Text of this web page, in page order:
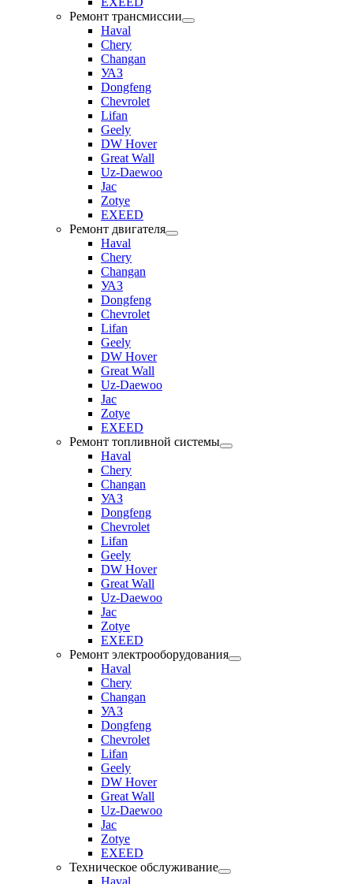
Ремонт трансмиссии
Haval
Chery
Changan
УАЗ
Dongfeng
Chevrolet
Lifan
Geely
DW Hover
Great Wall
Uz-Daewoo
Jac
Zotye
EXEED
Ремонт двигателя
Haval
Chery
Changan
УАЗ
Dongfeng
Chevrolet
Lifan
Geely
DW Hover
Great Wall
Uz-Daewoo
Jac
Zotye
EXEED
Ремонт топливной системы
Haval
Chery
Changan
УАЗ
Dongfeng
Chevrolet
Lifan
Geely
DW Hover
Great Wall
Uz-Daewoo
Jac
Zotye
EXEED
Ремонт электрооборудования
Haval
Chery
Changan
УАЗ
Dongfeng
Chevrolet
Lifan
Geely
DW Hover
Great Wall
Uz-Daewoo
Jac
Zotye
EXEED
Техническое обслуживание
Haval